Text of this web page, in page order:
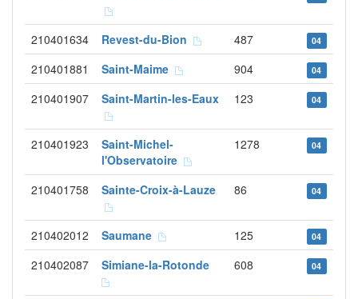
210401634 Revest-du-Bion 487 04
210401881 Saint-Maime 904 04
210401907 Saint-Martin-les-Eaux 123 04
210401923
Saint-Michel-
l'Observatoire
1278 04
210401758 Sainte-Croix-à-Lauze 86 04
210402012 Saumane 125 04
210402087 Simiane-la-Rotonde 608 04